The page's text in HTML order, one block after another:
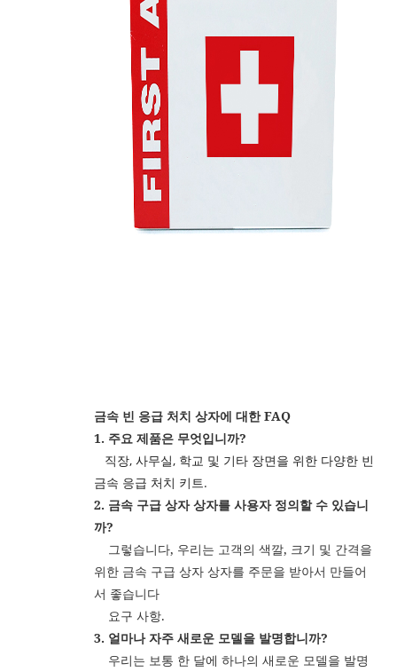
금속 빈 응급 처치 상자에 대한 FAQ
1. 주요 제품은 무엇입니까?
직장, 사무실, 학교 및 기타 장면을 위한 다양한 빈
금속 응급 처치 키트.
2. 금속 구급 상자 상자를 사용자 정의할 수 있습니
까?
그렇습니다, 우리는 고객의 색깔, 크기 및 간격을
위한 금속 구급 상자 상자를 주문을 받아서 만들어
서 좋습니다
요구 사항.
3. 얼마나 자주 새로운 모델을 발명합니까?
우리는 보통 한 달에 하나의 새로운 모델을 발명